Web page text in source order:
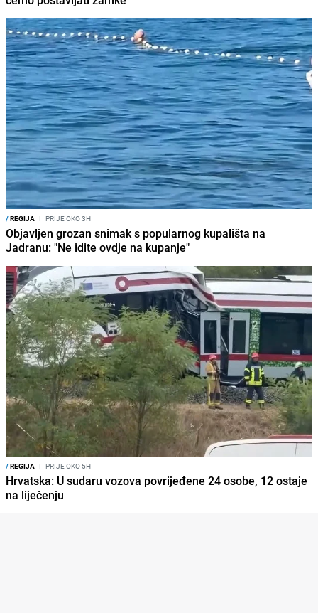
/REGIJA I PRIJE OKO 3H
Objavljen grozan snimak s popularnog kupališta na
Jadranu: "Ne idite ovdje na kupanje"
/REGIJA I PRIJE OKO 5H
Hrvatska: U sudaru vozova povrijeđene 24 osobe, 12 ostaje
na liječenju